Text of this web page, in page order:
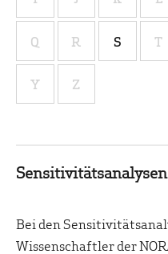
Q R S T
Y Z
Sensitivitätsanalysen
Bei den
Wissenschaftler der